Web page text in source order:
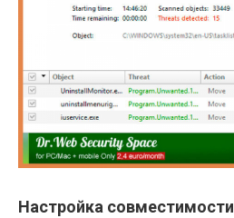
Настройка совместимости